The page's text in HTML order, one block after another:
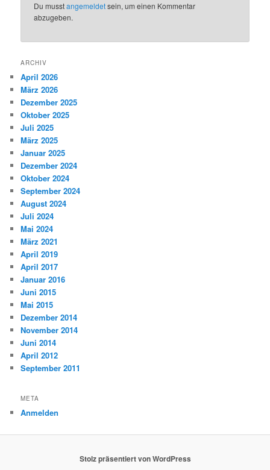
Du musstangemeldetsein, um einen Kommentar
abzugeben.
ARCHIV
April 2026
März 2026
Dezember 2025
Oktober 2025
Juli 2025
März 2025
Januar 2025
Dezember 2024
Oktober 2024
September 2024
August 2024
Juli 2024
Mai 2024
März 2021
April 2019
April 2017
Januar 2016
Juni 2015
Mai 2015
Dezember 2014
November 2014
Juni 2014
April 2012
September 2011
META
Anmelden
Stolz präsentiert von WordPress